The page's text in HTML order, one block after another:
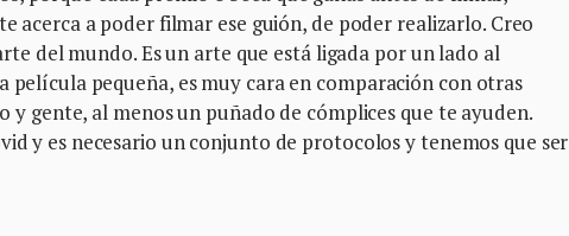
acerca a poder filmar ese guión, de poder realizarlo. Creo
del mundo. Es un arte que está ligada por un lado al
pequeña, es muy cara en comparación con otras
y gente, al menos un puñado de cómplices que te ayuden.
y es necesario un conjunto de protocolos y tenemos que ser